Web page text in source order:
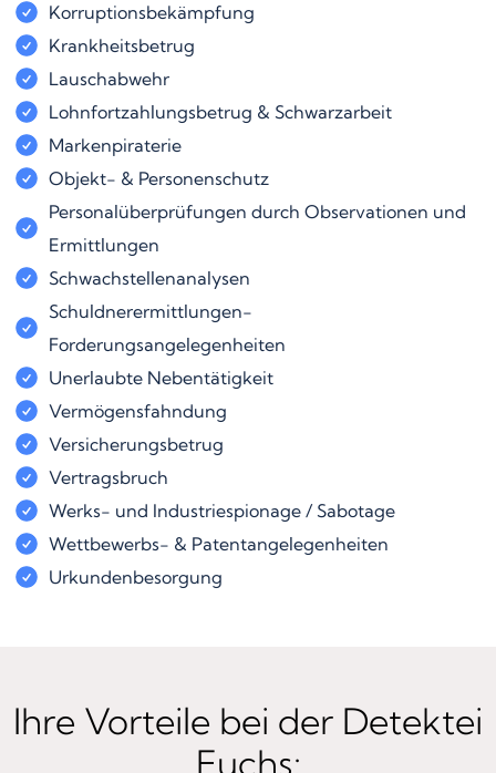
Korruptionsbekämpfung
Krankheitsbetrug
Lauschabwehr
Lohnfortzahlungsbetrug & Schwarzarbeit
Markenpiraterie
Objekt- & Personenschutz
Personalüberprüfungen durch Observationen und
Ermittlungen
Schwachstellenanalysen
Schuldnerermittlungen-
Forderungsangelegenheiten
Unerlaubte Nebentätigkeit
Vermögensfahndung
Versicherungsbetrug
Vertragsbruch
Werks- und Industriespionage / Sabotage
Wettbewerbs- & Patentangelegenheiten
Urkundenbesorgung
Ihre Vorteile bei der Detektei
Fuchs: